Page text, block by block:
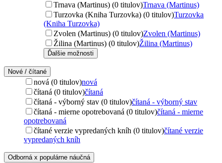
Trnava (Martinus) (0 titulov)Trnava (Martinus)
Turzovka (Kniha Turzovka) (0 titulov)Turzovka
(Kniha Turzovka)
Zvolen (Martinus) (0 titulov)Zvolen (Martinus)
Žilina (Martinus) (0 titulov)Žilina (Martinus)
Ďalšie možnosti
Nové / čítané
nová (0 titulov)nová
čítaná (0 titulov)čítaná
čítaná - výborný stav (0 titulov)čítaná - výborný stav
čítaná - mierne opotrebovaná (0 titulov)čítaná - mierne
opotrebovaná
čítané verzie vypredaných kníh (0 titulov)čítané verzie
vypredaných kníh
Odborná x populárne náučná